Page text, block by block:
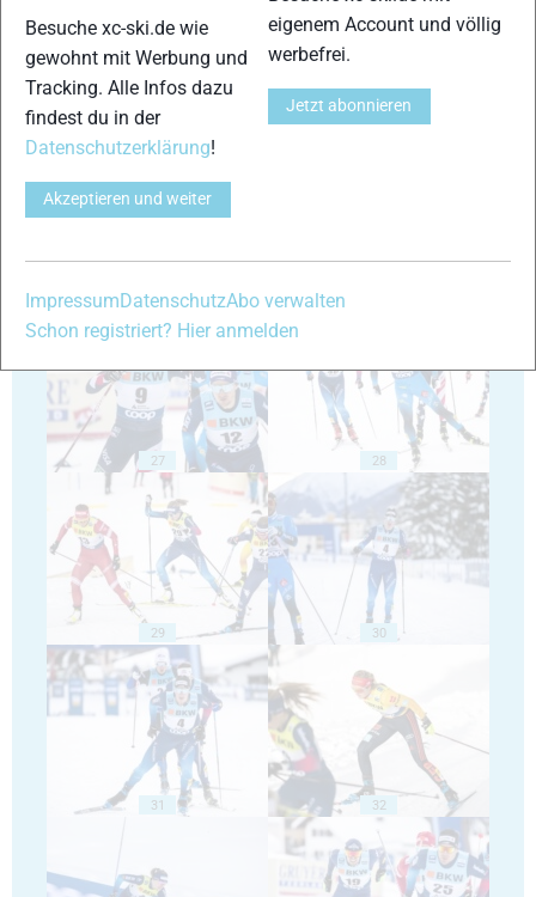
23 24
27 28
29 30
31 32
Besuche xc-ski.de wie
gewohnt mit Werbung und
Tracking. Alle Infos dazu
findest du in der
Datenschutzerklärung!
Akzeptieren und weiter
eigenem Account und völlig
werbefrei.
Jetzt abonnieren
Impressum DatenschutzAbo verwalten
Schon registriert? Hier anmelden